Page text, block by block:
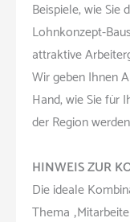
Beispiele, wie Sie
Lohnkonzept-
attraktive
Wir geben Ihnen
Hand, wie Sie für
der Region
HINWEIS ZUR
Die ideale
Thema